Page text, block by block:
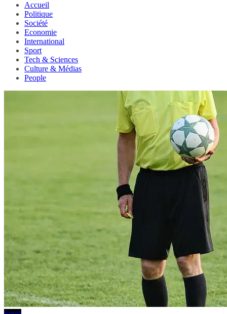
Accueil
Politique
Société
Economie
International
Sport
Tech & Sciences
Culture & Médias
People